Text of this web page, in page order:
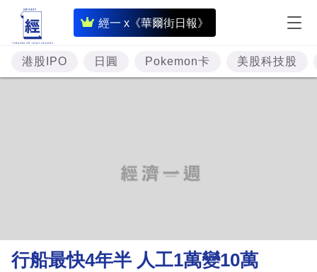
經一 x《華爾街日報》
即
時
財
經
理
財
港股IPO 日圓 Pokemon卡 美股科技股
行船最快4年半 人工1萬變10萬